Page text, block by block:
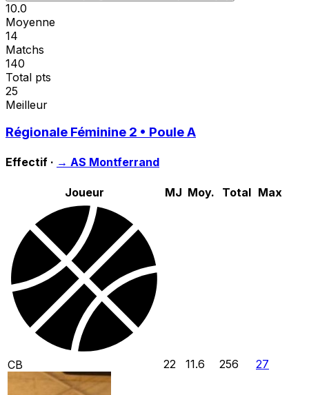
10.0
Moyenne
14
Matchs
140
Total pts
25
Meilleur
Régionale Féminine 2 • Poule A
Effectif · → AS Montferrand
Joueur MJ Moy. Total Max
CB 22 11.6 256 27